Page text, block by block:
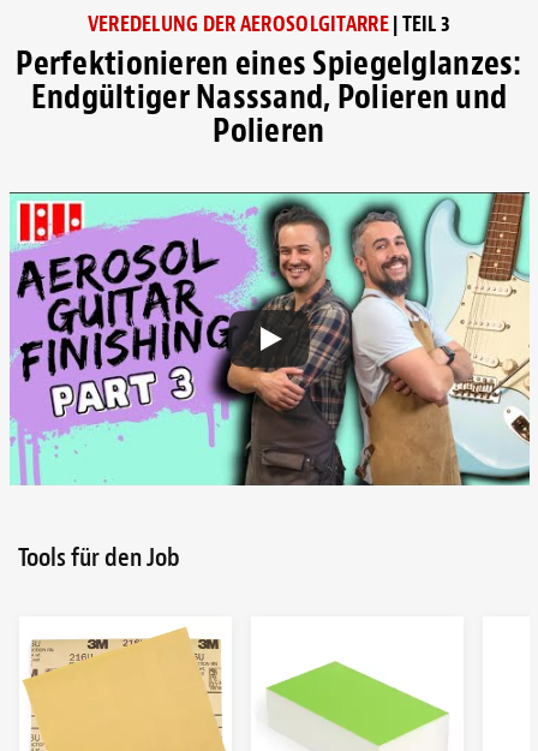
VEREDELUNG DER AEROSOLGITARRE| TEIL 3
Perfektionieren eines Spiegelglanzes:
Endgültiger Nasssand, Polieren und
Polieren
Tools für den Job